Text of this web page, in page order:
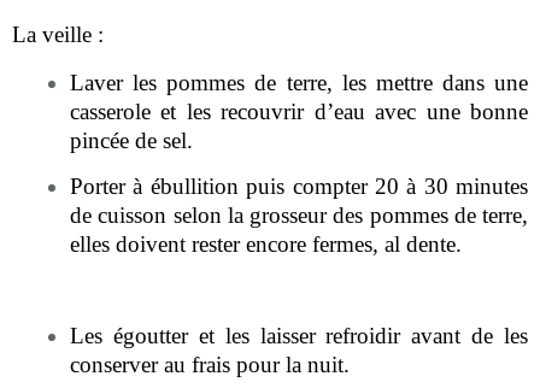
La veille :
Laver les pommes de terre, les mettre dans une
casserole et les recouvrir d’eau avec une bonne
pincée de sel.
Porter à ébullition puis compter 20 à 30 minutes
de cuisson selon la grosseur des pommes de terre,
elles doivent rester encore fermes, al dente.
Les égoutter et les laisser refroidir avant de les
conserver au frais pour la nuit.